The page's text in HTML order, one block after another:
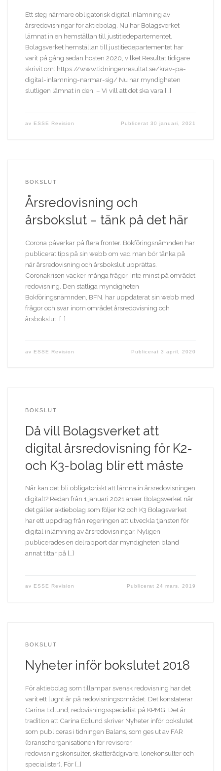
Ett steg närmare obligatorisk digital inlämning av
årsredovisningar för aktiebolag. Nu har Bolagsverket
lämnat in en hemställan till justitiedepartementet.
Bolagsverket hemställan till justitiedepartementet har
varit på gång sedan hösten 2020, vilket Resultat tidigare
skrivit om: https://www.tidningenresultat.se/krav-pa-
digital-inlamning-narmar-sig/ Nu har myndigheten
slutligen lämnat in den. – Vi vill att det ska vara […]
av ESSE Revision Publicerat30 januari, 2021
BOKSLUT
Årsredovisning och
årsbokslut – tänk på det här
Corona påverkar på flera fronter. Bokföringsnämnden har
publicerat tips på sin webb om vad man bör tänka på
när årsredovisning och årsbokslut upprättas.
Coronakrisen väcker många frågor. Inte minst på området
redovisning. Den statliga myndigheten
Bokföringsnämnden, BFN, har uppdaterat sin webb med
frågor och svar inom området årsredovisning och
årsbokslut. […]
av ESSE Revision Publicerat3 april, 2020
BOKSLUT
Då vill Bolagsverket att
digital årsredovisning för K2-
och K3-bolag blir ett måste
När kan det bli obligatoriskt att lämna in årsredovisningen
digitalt? Redan från 1 januari 2021 anser Bolagsverket när
det gäller aktiebolag som följer K2 och K3 Bolagsverket
har ett uppdrag från regeringen att utveckla tjänsten för
digital inlämning av årsredovisningar. Nyligen
publicerades en delrapport där myndigheten bland
annat tittar på […]
av ESSE Revision Publicerat24 mars, 2019
BOKSLUT
Nyheter inför bokslutet 2018
För aktiebolag som tillämpar svensk redovisning har det
varit ett lugnt år på redovisningsområdet. Det konstaterar
Carina Edlund, redovisningsspecialist på KPMG. Det är
tradition att Carina Edlund skriver Nyheter inför bokslutet
som publiceras i tidningen Balans, som ges ut av FAR
(branschorganisationen för revisorer,
redovisningskonsulter, skatterådgivare, lönekonsulter och
specialister). För […]